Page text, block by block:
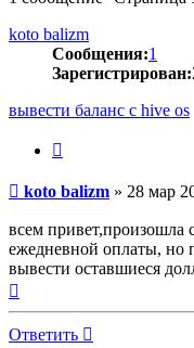
koto balizm
Сообщения:1
Зарегистрирован:
вывести баланс с hive os
Сообщение
koto balizm » 28 мар
всем привет,произошла
ежедневной оплаты, но
вывести оставшиеся
началу
Ответить